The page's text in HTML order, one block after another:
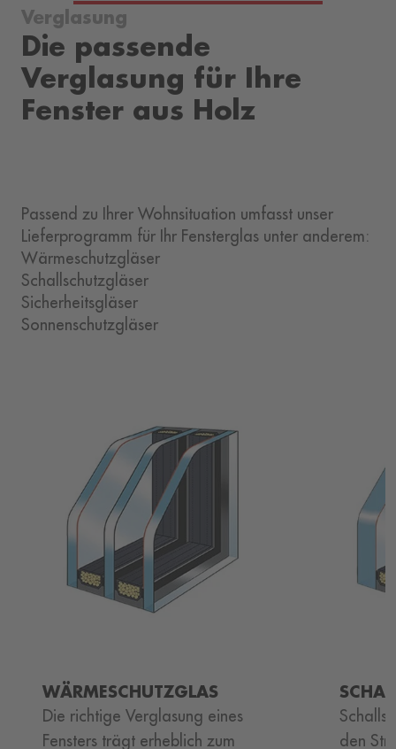
Verglasung
Die passende
Verglasung für Ihre
Fenster aus Holz
Passend zu Ihrer Wohnsituation umfasst unser
Lieferprogramm für Ihr Fensterglas unter anderem:
Wärmeschutzgläser
Schallschutzgläser
Sicherheitsgläser
Sonnenschutzgläser
WÄRMESCHUTZGLAS
Die richtige Verglasung eines
Fensters trägt erheblich zum
den